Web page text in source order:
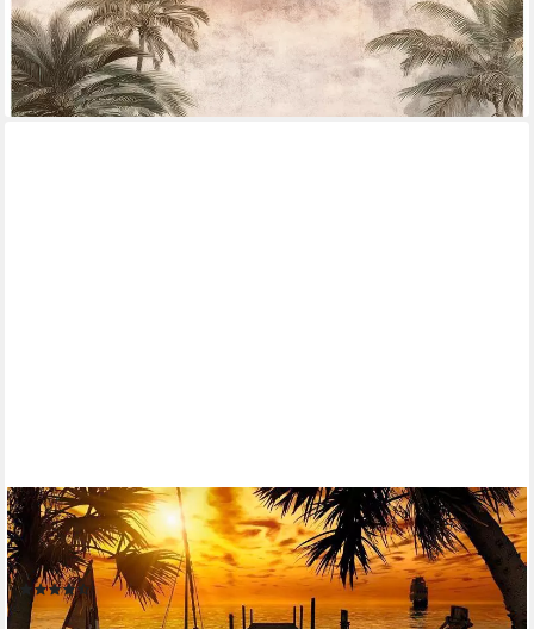
Fototapete Dschungel Beton - Mehrfarbig - Klassisch - Vlies -
Schlafzimmer, glatt, (3 St), 150x105cm
ab 19,99 €
lieferbar - in 4-5 Werktagen bei dir
KOMAR
Fototapete Treasure Island - Größe 368 x 254 cm, glatt,
bedruckt, Wohnzimmer, Schlafzimmer
(4)
48,95 € UVP81,65 €